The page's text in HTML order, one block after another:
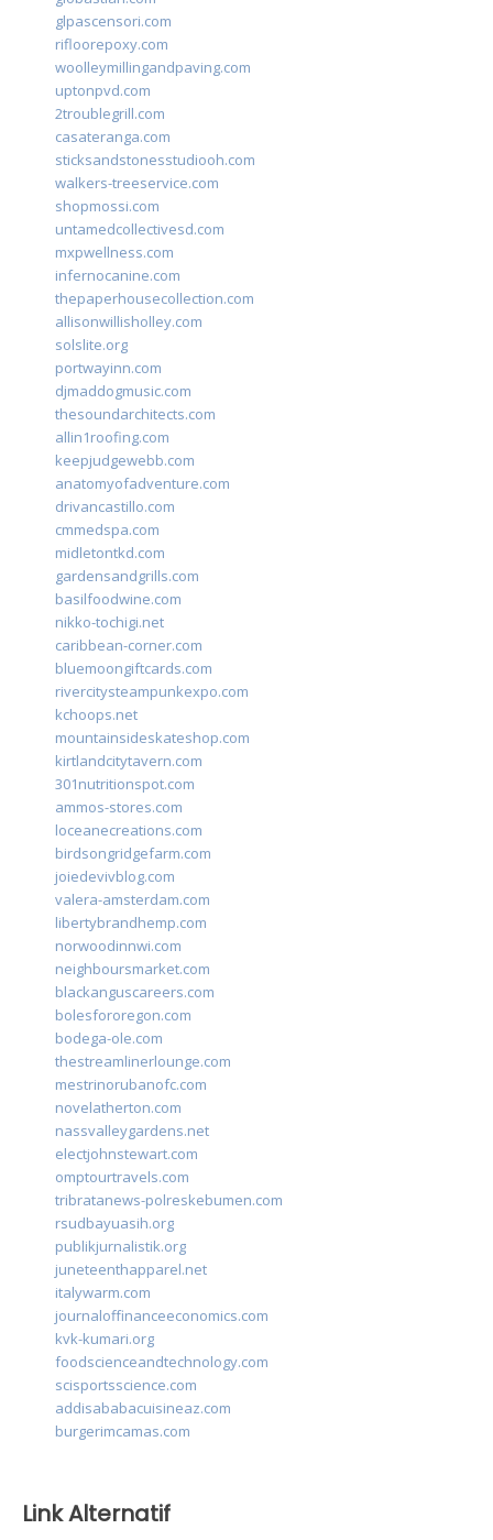
glpascensori.com
rifloorepoxy.com
woolleymillingandpaving.com
uptonpvd.com
2troublegrill.com
casateranga.com
sticksandstonesstudiooh.com
walkers-treeservice.com
shopmossi.com
untamedcollectivesd.com
mxpwellness.com
infernocanine.com
thepaperhousecollection.com
allisonwillisholley.com
solslite.org
portwayinn.com
djmaddogmusic.com
thesoundarchitects.com
allin1roofing.com
keepjudgewebb.com
anatomyofadventure.com
drivancastillo.com
cmmedspa.com
midletontkd.com
gardensandgrills.com
basilfoodwine.com
nikko-tochigi.net
caribbean-corner.com
bluemoongiftcards.com
rivercitysteampunkexpo.com
kchoops.net
mountainsideskateshop.com
kirtlandcitytavern.com
301nutritionspot.com
ammos-stores.com
loceanecreations.com
birdsongridgefarm.com
joiedevivblog.com
valera-amsterdam.com
libertybrandhemp.com
norwoodinnwi.com
neighboursmarket.com
blackanguscareers.com
bolesfororegon.com
bodega-ole.com
thestreamlinerlounge.com
mestrinorubanofc.com
novelatherton.com
nassvalleygardens.net
electjohnstewart.com
omptourtravels.com
tribratanews-polreskebumen.com
rsudbayuasih.org
publikjurnalistik.org
juneteenthapparel.net
italywarm.com
journaloffinanceeconomics.com
kvk-kumari.org
foodscienceandtechnology.com
scisportsscience.com
addisababacuisineaz.com
burgerimcamas.com
Link Alternatif